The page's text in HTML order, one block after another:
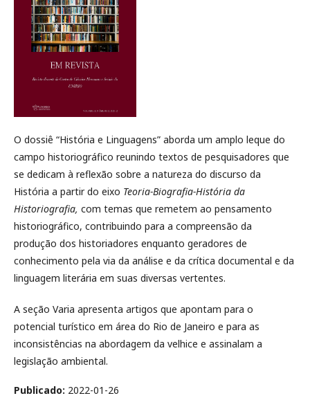
O dossiê “História e Linguagens” aborda um amplo leque do
campo historiográfico reunindo textos de pesquisadores que
se dedicam à reflexão sobre a natureza do discurso da
História a partir do eixo Teoria-Biografia-História da
Historiografia, com temas que remetem ao pensamento
historiográfico, contribuindo para a compreensão da
produção dos historiadores enquanto geradores de
conhecimento pela via da análise e da crítica documental e da
linguagem literária em suas diversas vertentes.
A seção Varia apresenta artigos que apontam para o
potencial turístico em área do Rio de Janeiro e para as
inconsistências na abordagem da velhice e assinalam a
legislação ambiental.
Publicado: 2022-01-26